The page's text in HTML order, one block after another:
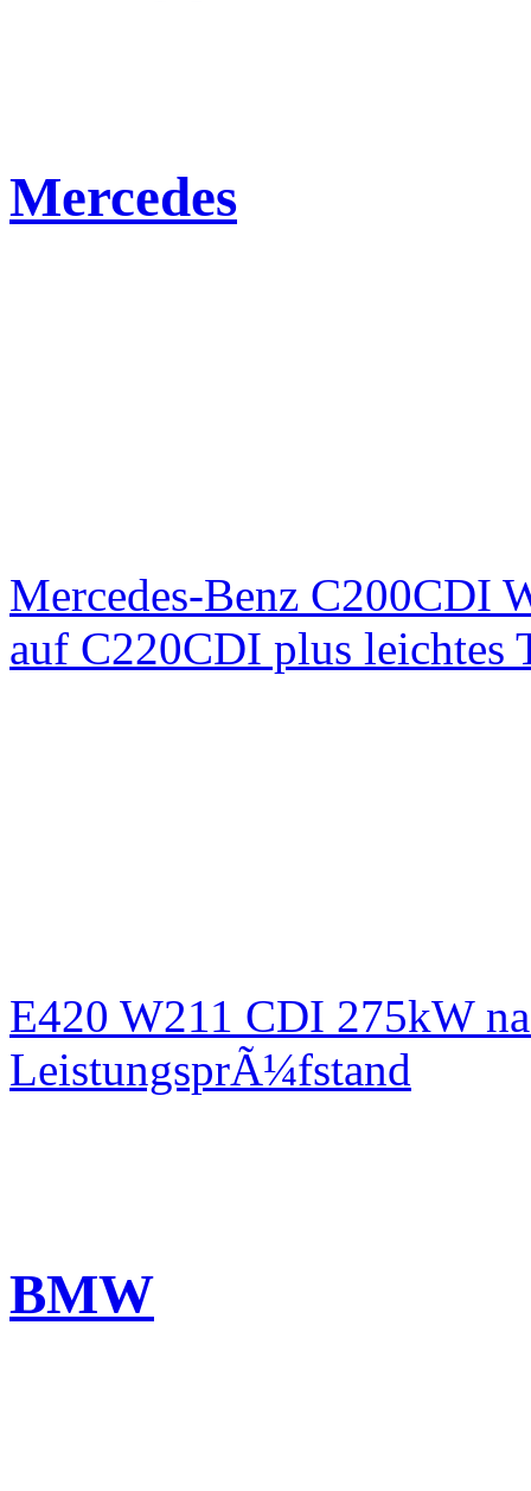
Mercedes
Mercedes-Benz C200CDI
auf C220CDI plus
E420 W211 CDI 275kW
LeistungsprÃ¼fstand
BMW